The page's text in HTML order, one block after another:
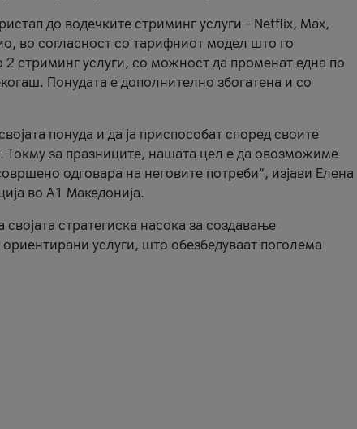
до водечките стриминг услуги – Netflix, Max,
во согласност со тарифниот модел што го
стриминг услуги, со можност да променат една по
Понудата е дополнително збогатена и со
понуда и да ја приспособат според своите
Токму за празниците, нашата цел е да овозможиме
одговара на неговите потреби“, изјави Елена
во А1 Македонија.
стратегиска насока за создавање
услуги, што обезбедуваат поголема